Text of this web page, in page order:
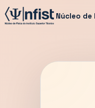
Núcleo